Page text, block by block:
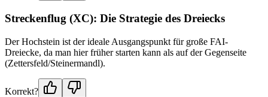
Streckenflug (XC): Die Strategie des Dreiecks
Der Hochstein ist der ideale Ausgangspunkt für große FAI-
Dreiecke, da man hier früher starten kann als auf der Gegenseite
(Zettersfeld/Steinermandl).
Korrekt?